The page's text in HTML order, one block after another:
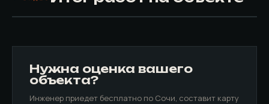
Нужна оценка вашего
объекта?
Инженер приедет бесплатно по Сочи, составит карту